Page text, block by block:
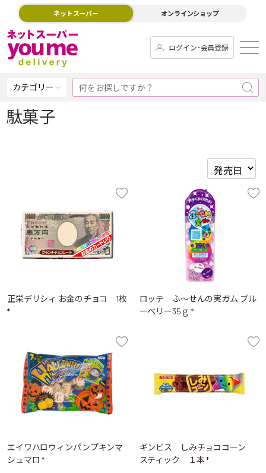
ネットスーパー オンラインショップ
ログイン･会員登録
カテゴリー
駄菓子
正栄デリシィ お金のチョコ 1枚
*
ロッテ ふ～せんの実ガム ブル
ーベリー35ｇ *
エイワハロウィンパンプキンマ
シュマロ *
ギンビス しみチョココーン
スティック １本 *